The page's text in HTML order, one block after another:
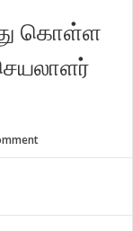
கொள்ள